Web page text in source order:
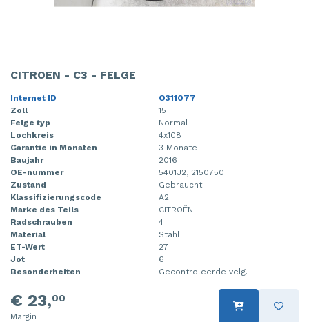
CITROEN - C3 - FELGE
Internet ID
O311077
Zoll
15
Felge typ
Normal
Lochkreis
4x108
Garantie in Monaten
3 Monate
Baujahr
2016
OE-nummer
5401J2, 2150750
Zustand
Gebraucht
Klassifizierungscode
A2
Marke des Teils
CITROËN
Radschrauben
4
Material
Stahl
ET-Wert
27
Jot
6
Besonderheiten
Gecontroleerde velg.
€ 23,00
Margin